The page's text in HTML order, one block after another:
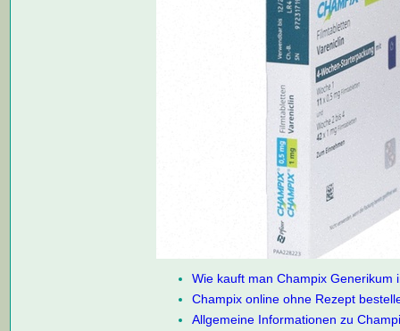
Wie kauft man Champix Generikum
Champix online ohne Rezept
Allgemeine Informationen zu